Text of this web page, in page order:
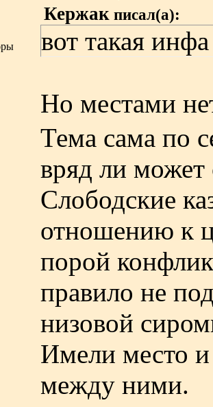
Кержак писал(а):
вот такая
Но местами
Тема сама по
вряд ли может
Слободские
отношению к
порой
правило не
низовой
Имели место
между ними.